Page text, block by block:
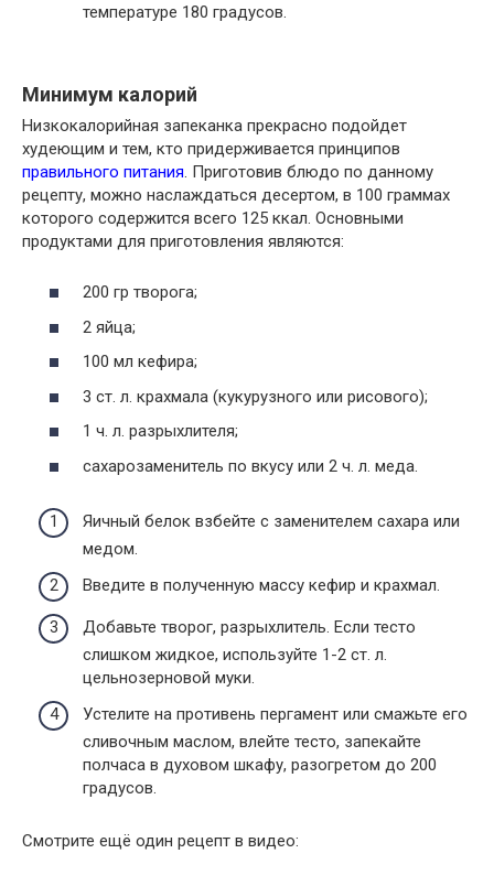
температуре 180 градусов.
Минимум калорий
Низкокалорийная запеканка прекрасно подойдет
худеющим и тем, кто придерживается принципов
правильного питания . Приготовив блюдо по данному
рецепту, можно наслаждаться десертом, в 100 граммах
которого содержится всего 125 ккал. Основными
продуктами для приготовления являются:
200 гр творога;
2 яйца;
100 мл кефира;
3 ст. л. крахмала (кукурузного или рисового);
1 ч. л. разрыхлителя;
сахарозаменитель по вкусу или 2 ч. л. меда.
Яичный белок взбейте с заменителем сахара или
медом.
Введите в полученную массу кефир и крахмал.
Добавьте творог, разрыхлитель. Если тесто
слишком жидкое, используйте 1-2 ст. л.
цельнозерновой муки.
Устелите на противень пергамент или смажьте его
сливочным маслом, влейте тесто, запекайте
полчаса в духовом шкафу, разогретом до 200
градусов.
Смотрите ещё один рецепт в видео: